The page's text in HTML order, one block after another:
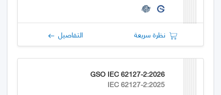
نظرة سريعة التفاصيل
GSO IEC 62127-2:2026
IEC 62127-2:2025